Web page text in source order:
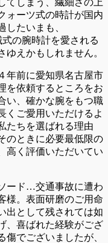
ォーツ式の時計が国内
したいまも、
の腕時計を愛される
えかもしれません。
年前に愛知県名古屋市
を依頼するところをお
い、確かな腕をもつ職
くご愛用いただけるよ
たちを選ばれる理由
のときに必要最低限の
高く評価いただいてい
ード…交通事故に遭わ
様。表面研磨のご用命
出として残されては如
、喜ばれた経験がござ
でございましたが、